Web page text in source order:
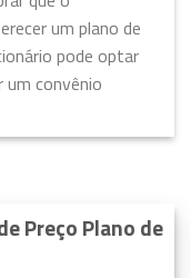
um plano de
pode optar
convênio
Preço Plano de